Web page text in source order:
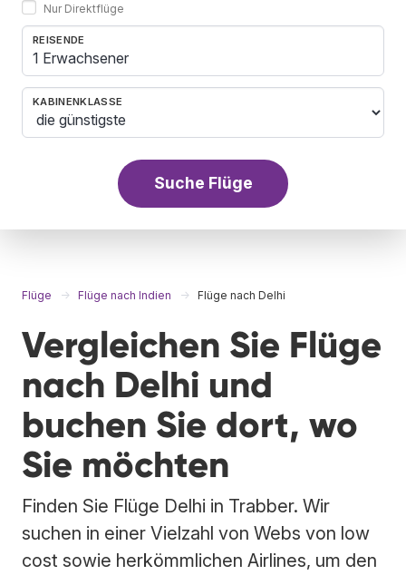
Nur Direktflüge
REISENDE
1 Erwachsener
KABINENKLASSE
Suche Flüge
Flüge Flüge nach Indien Flüge nach Delhi
Vergleichen Sie Flüge
nach Delhi und
buchen Sie dort, wo
Sie möchten
Finden Sie Flüge Delhi in Trabber. Wir
suchen in einer Vielzahl von Webs von low
cost sowie herkömmlichen Airlines, um den